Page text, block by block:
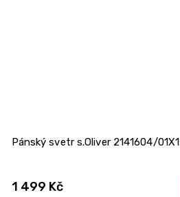
Pánský svetr s.Oliver 2141604/01X1
1 499 Kč